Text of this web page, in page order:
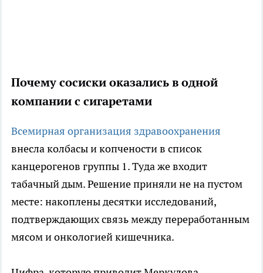
Почему сосиски оказались в одной
компании с сигаретами
Всемирная организация здравоохранения
внесла колбасы и копчености в список
канцерогенов группы 1. Туда же входит
табачный дым. Решение приняли не на пустом
месте: накоплены десятки исследований,
подтверждающих связь между переработанным
мясом и онкологией кишечника.